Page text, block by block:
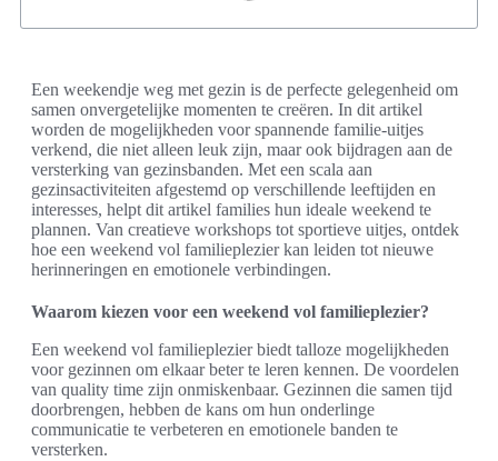
Een weekendje weg met gezin is de perfecte gelegenheid om
samen onvergetelijke momenten te creëren. In dit artikel
worden de mogelijkheden voor spannende familie-uitjes
verkend, die niet alleen leuk zijn, maar ook bijdragen aan de
versterking van gezinsbanden. Met een scala aan
gezinsactiviteiten afgestemd op verschillende leeftijden en
interesses, helpt dit artikel families hun ideale weekend te
plannen. Van creatieve workshops tot sportieve uitjes, ontdek
hoe een weekend vol familieplezier kan leiden tot nieuwe
herinneringen en emotionele verbindingen.
Waarom kiezen voor een weekend vol familieplezier?
Een weekend vol familieplezier biedt talloze mogelijkheden
voor gezinnen om elkaar beter te leren kennen. De voordelen
van quality time zijn onmiskenbaar. Gezinnen die samen tijd
doorbrengen, hebben de kans om hun onderlinge
communicatie te verbeteren en emotionele banden te
versterken.